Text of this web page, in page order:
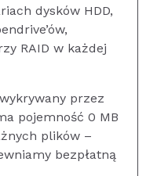
dysków HDD,
RAID w każdej
przez
pojemność 0 MB
plików –
bezpłatną